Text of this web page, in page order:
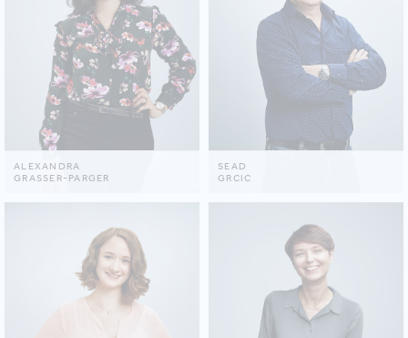
ALEXANDRA
GRASSER-PARGER
SEAD
GRCIC